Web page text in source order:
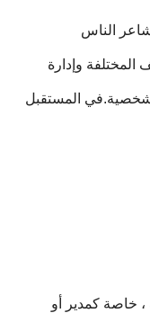
الناس
وإدارة
شخصية.في المستقبل
، خاصة كمدير أو